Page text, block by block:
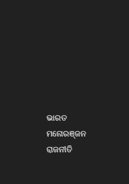
ଭାରତ
ମନୋରଞ୍ଜନ
ରାଜନୀତି